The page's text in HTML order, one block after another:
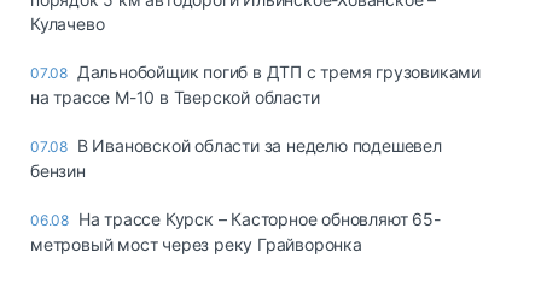
Кулачево
07.08 Дальнобойщик погиб в ДТП с тремя грузовиками
на трассе М-10 в Тверской области
07.08 В Ивановской области за неделю подешевел
бензин
06.08 На трассе Курск – Касторное обновляют 65-
метровый мост через реку Грайворонка